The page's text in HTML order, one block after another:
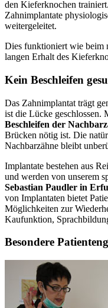
den Kieferknochen
Zahnimplantate
weitergeleitet.
Dies funktioniert wie beim
langen Erhalt des
Kein Beschleifen
Das Zahnimplantat trägt
ist die Lücke geschlossen.
Beschleifen der
Brücken nötig ist. Die
Nachbarzähne bleibt
Implantate bestehen aus
und werden von unserem
Sebastian Paudler in
von Implantaten bietet
Möglichkeiten zur
Kaufunktion,
Besondere